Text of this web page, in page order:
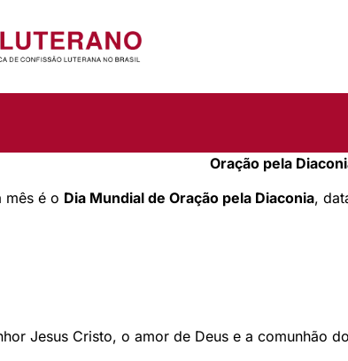
Oração pela
mês é o Dia Mundial de Oração pela Diaconia,
Jesus Cristo, o amor de Deus e a comunhão